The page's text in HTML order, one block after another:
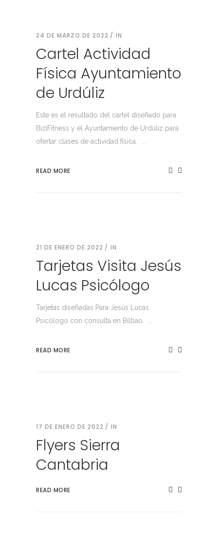
24 DE MARZO DE 2022 IN
Cartel Actividad
Física Ayuntamiento
de Urdúliz
Este es el resultado del cartel diseñado para
BiziFitness y el Ayuntamiento de Urdúliz para
ofertar clases de actividad física. ...
READ MORE
21 DE ENERO DE 2022 IN
Tarjetas Visita Jesús
Lucas Psicólogo
Tarjetas diseñadas Para Jesús Lucas.
Psicólogo con consulta en Bilbao. ...
READ MORE
17 DE ENERO DE 2022 IN
Flyers Sierra
Cantabria
READ MORE